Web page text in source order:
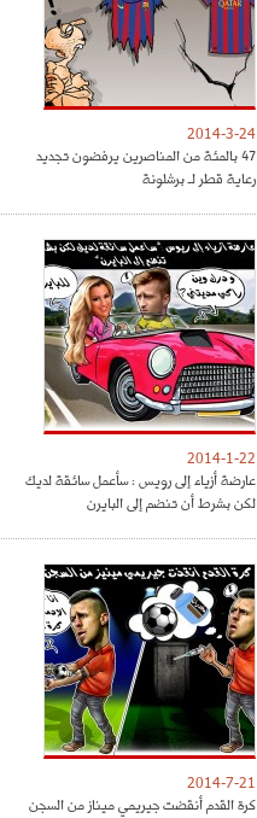
2014-3-24
47 بالمئة من المناصرين يرفضون تجديد
رعاية قطر لـ برشلونة
2014-1-22
عارضة أزياء إلى رويس : سأعمل سائقة لديك
لكن بشرط أن تنضم إلى البايرن
2014-7-21
كرة القدم أنقضت جيريمي ميناز من السجن